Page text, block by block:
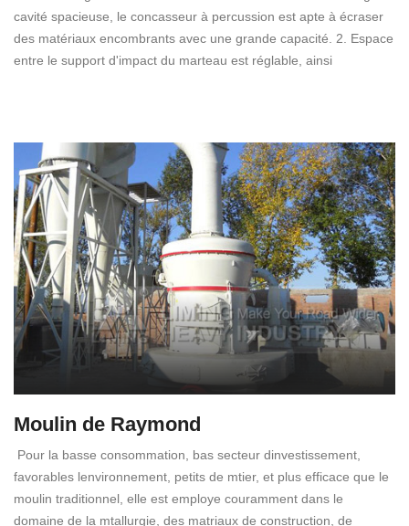
cavité spacieuse, le concasseur à percussion est apte à écraser
des matériaux encombrants avec une grande capacité. 2. Espace
entre le support d'impact du marteau est réglable, ainsi
Moulin de Raymond
Pour la basse consommation, bas secteur dinvestissement,
favorables lenvironnement, petits de mtier, et plus efficace que le
moulin traditionnel, elle est employe couramment dans le
domaine de la mtallurgie, des matriaux de construction, de